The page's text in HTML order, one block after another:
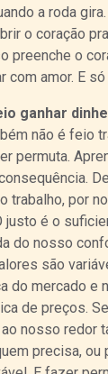
a roda
o coração
preenche o
com amor. E
ganhar
não é feio
permuta.
trabalho, por
justo é o
do nosso
são
do mercado e
de preços.
nosso redor
precisa, ou